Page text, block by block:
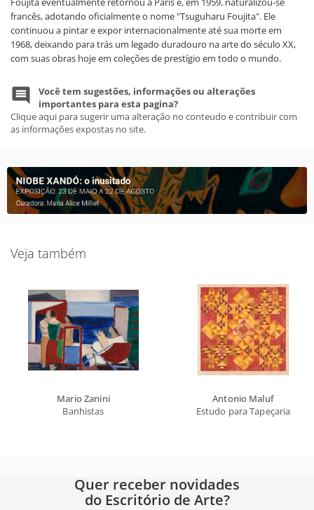
francês, adotando oficialmente o nome "Tsuguharu Foujita". Ele
continuou a pintar e expor internacionalmente até sua morte em
1968, deixando para trás um legado duradouro na arte do século XX,
com suas obras hoje em coleções de prestígio em todo o mundo.
Você tem sugestões, informações ou alterações
importantes para esta pagina?
Clique aqui para sugerir uma alteração no conteudo e contribuir com
as informações expostas no site.
Veja também
Mario Zanini
Banhistas
Antonio Maluf
Estudo para Tapeçaria
Quer receber novidades
do Escritório de Arte?